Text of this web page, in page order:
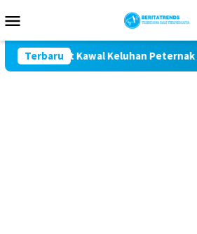
ke
Mobile
Terbaru
Komit Kawal Keluhan Peternak